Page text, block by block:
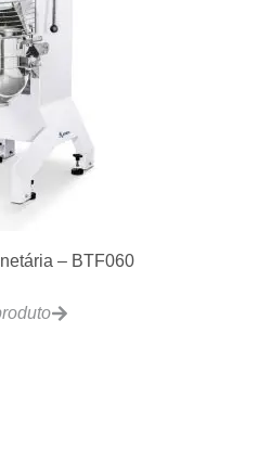
Gavetas